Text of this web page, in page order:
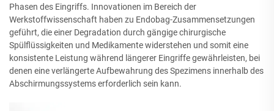
Phasen des Eingriffs. Innovationen im Bereich der
Werkstoffwissenschaft haben zu Endobag-Zusammensetzungen
geführt, die einer Degradation durch gängige chirurgische
Spülflüssigkeiten und Medikamente widerstehen und somit eine
konsistente Leistung während längerer Eingriffe gewährleisten, bei
denen eine verlängerte Aufbewahrung des Spezimens innerhalb des
Abschirmungssystems erforderlich sein kann.